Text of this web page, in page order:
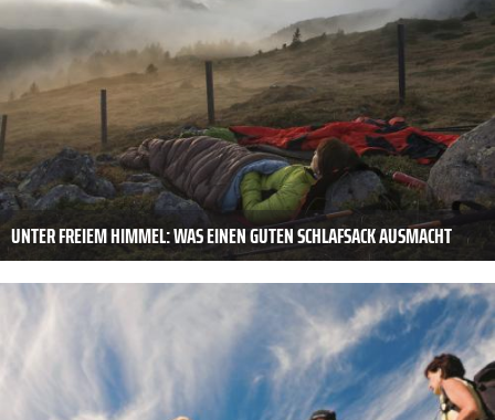
UNTER FREIEM HIMMEL: WAS EINEN GUTEN SCHLAFSACK AUSMACHT